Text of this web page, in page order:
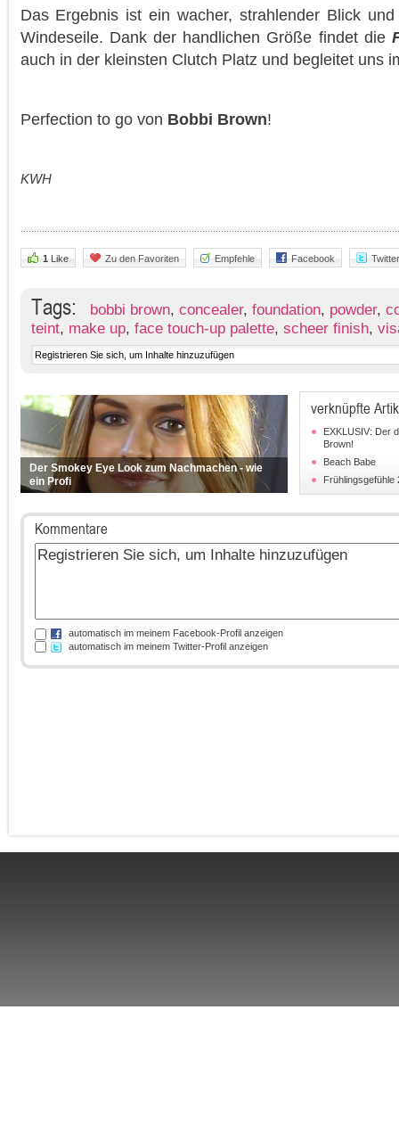
Das Ergebnis ist ein wacher, strahlender Blick
Windeseile. Dank der handlichen Größe findet die
auch in der kleinsten Clutch Platz und begleitet uns
Perfection to go von Bobbi Brown!
KWH
1Like Zu den Favoriten Empfehle Facebook Twitter
Tags: bobbi brown, concealer, foundation, powder,
teint, make up, face touch-up palette, scheer finish,
Der Smokey Eye Look zum Nachmachen - wie
ein Profi
verknüpfte
EXKLUSIV: Der
Brown!
Beach Babe
Frühlingsgefühle
Kommentare
automatisch im meinem Facebook-Profil anzeigen
automatisch im meinem Twitter-Profil anzeigen